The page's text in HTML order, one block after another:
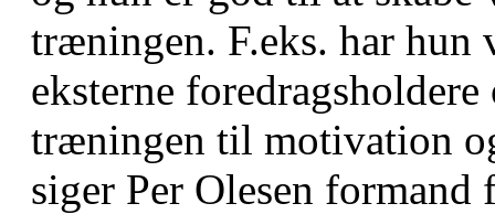
træningen. F.eks. har
eksterne
træningen til motivation
siger Per Olesen